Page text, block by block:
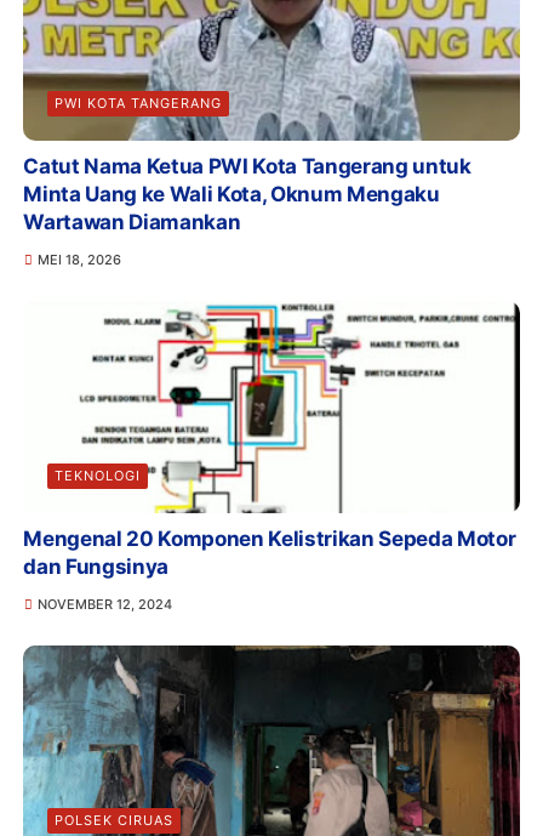
PWI KOTA TANGERANG
Catut Nama Ketua PWI Kota Tangerang untuk
Minta Uang ke Wali Kota, Oknum Mengaku
Wartawan Diamankan
MEI 18, 2026
TEKNOLOGI
Mengenal 20 Komponen Kelistrikan Sepeda Motor
dan Fungsinya
NOVEMBER 12, 2024
POLSEK CIRUAS